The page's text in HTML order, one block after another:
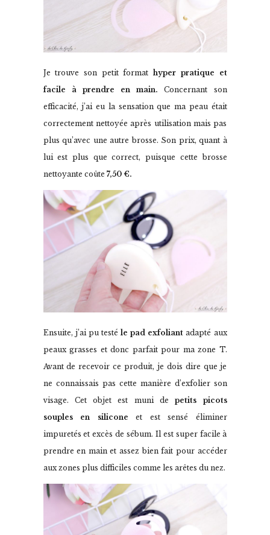
Je trouve son petit formathyper pratique et
facile à prendre en main. Concernant son
efficacité, j’ai eu la sensation que ma peau était
correctement nettoyée après utilisation mais pas
plus qu’avec une autre brosse. Son prix, quant à
lui est plus que correct, puisque cette brosse
nettoyante coûte 7,50 €.
Ensuite, j’ai pu testé le pad exfoliant adapté aux
peaux grasses et donc parfait pour ma zone T.
Avant de recevoir ce produit, je dois dire que je
ne connaissais pas cette manière d’exfolier son
visage. Cet objet est muni depetits picots
souples en silicone et est sensé éliminer
impuretés et excès de sébum. Il est super facile à
prendre en main et assez bien fait pour accéder
aux zones plus difficiles comme les arêtes du nez.